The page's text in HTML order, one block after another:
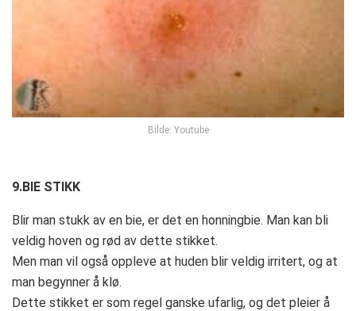
Bilde: Youtube
9.BIE STIKK
Blir man stukk av en bie, er det en honningbie. Man kan bli
veldig hoven og rød av dette stikket.
Men man vil også oppleve at huden blir veldig irritert, og at
man begynner å klø.
Dette stikket er som regel ganske ufarlig, og det pleier å